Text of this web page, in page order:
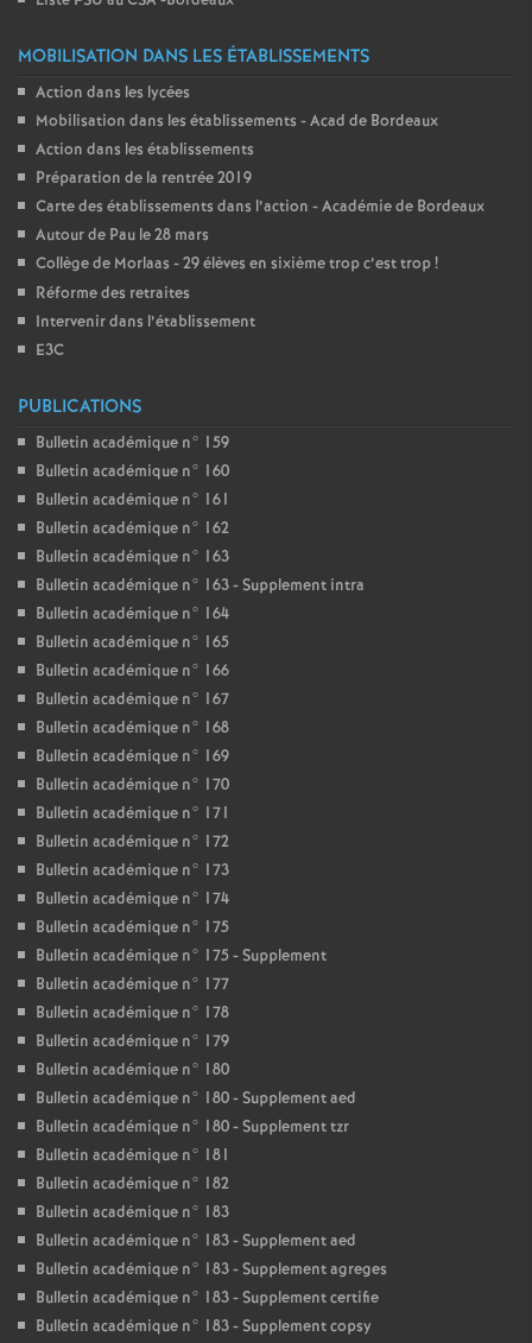
MOBILISATION DANS LES ÉTABLISSEMENTS
Action dans les lycées
Mobilisation dans les établissements - Acad de Bordeaux
Action dans les établissements
Préparation de la rentrée 2019
Carte des établissements dans l’action - Académie de Bordeaux
Autour de Pau le 28 mars
Collège de Morlaas - 29 élèves en sixième trop c’est trop!
Réforme des retraites
Intervenir dans l’établissement
E3C
PUBLICATIONS
Bulletin académique n° 159
Bulletin académique n° 160
Bulletin académique n° 161
Bulletin académique n° 162
Bulletin académique n° 163
Bulletin académique n° 163 - Supplement intra
Bulletin académique n° 164
Bulletin académique n° 165
Bulletin académique n° 166
Bulletin académique n° 167
Bulletin académique n° 168
Bulletin académique n° 169
Bulletin académique n° 170
Bulletin académique n° 171
Bulletin académique n° 172
Bulletin académique n° 173
Bulletin académique n° 174
Bulletin académique n° 175
Bulletin académique n° 175 - Supplement
Bulletin académique n° 177
Bulletin académique n° 178
Bulletin académique n° 179
Bulletin académique n° 180
Bulletin académique n° 180 - Supplement aed
Bulletin académique n° 180 - Supplement tzr
Bulletin académique n° 181
Bulletin académique n° 182
Bulletin académique n° 183
Bulletin académique n° 183 - Supplement aed
Bulletin académique n° 183 - Supplement agreges
Bulletin académique n° 183 - Supplement certifie
Bulletin académique n° 183 - Supplement copsy